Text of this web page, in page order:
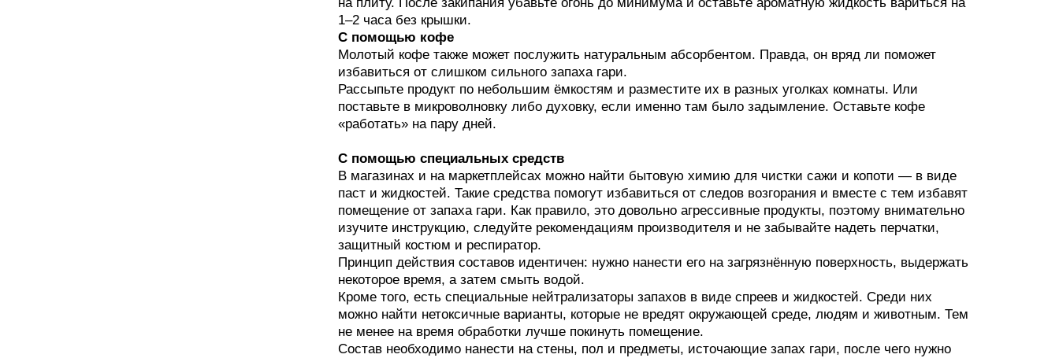
1–2 часа без крышки.
С помощью кофе
Молотый кофе также может послужить натуральным абсорбентом. Правда, он вряд ли поможет
избавиться от слишком сильного запаха гари.
Рассыпьте продукт по небольшим ёмкостям и разместите их в разных уголках комнаты. Или
поставьте в микроволновку либо духовку, если именно там было задымление. Оставьте кофе
«работать» на пару дней.
С помощью специальных средств
В магазинах и на маркетплейсах можно найти бытовую химию для чистки сажи и копоти — в виде
паст и жидкостей. Такие средства помогут избавиться от следов возгорания и вместе с тем избавят
помещение от запаха гари. Как правило, это довольно агрессивные продукты, поэтому внимательно
изучите инструкцию, следуйте рекомендациям производителя и не забывайте надеть перчатки,
защитный костюм и респиратор.
Принцип действия составов идентичен: нужно нанести его на загрязнённую поверхность, выдержать
некоторое время, а затем смыть водой.
Кроме того, есть специальные нейтрализаторы запахов в виде спреев и жидкостей. Среди них
можно найти нетоксичные варианты, которые не вредят окружающей среде, людям и животным. Тем
не менее на время обработки лучше покинуть помещение.
Состав необходимо нанести на стены, пол и предметы, источающие запах гари, после чего нужно